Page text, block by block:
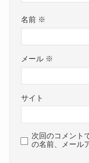
名前 ※
メール ※
サイト
次回のコメント
の名前、メール